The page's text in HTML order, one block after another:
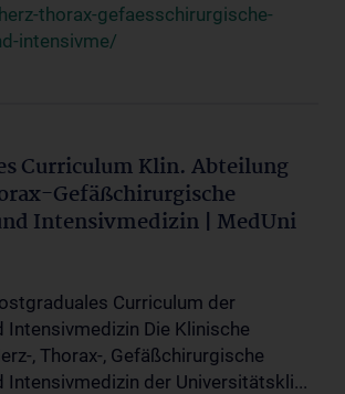
thorax-gefaesschirurgische-
intensivme/
Curriculum Klin. Abteilung
Gefäßchirurgische
Intensivmedizin | MedUni
Curriculum der
Intensivmedizin Die Klinische
, Thorax-, Gefäßchirurgische
Intensivmedizin der Universitätskli...